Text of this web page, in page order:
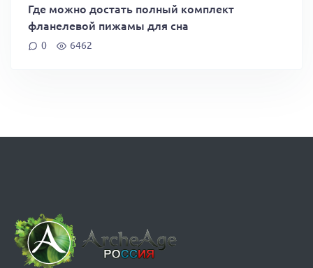
Где можно достать полный комплект
фланелевой пижамы для сна
0 6462